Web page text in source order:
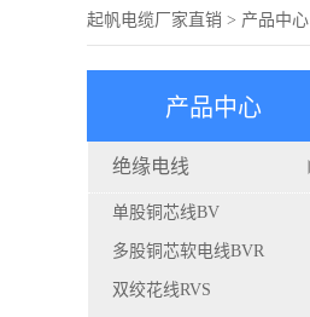
起帆电缆厂家直销 > 产品中心
产品中心
绝缘电线
单股铜芯线BV
多股铜芯软电线BVR
双绞花线RVS